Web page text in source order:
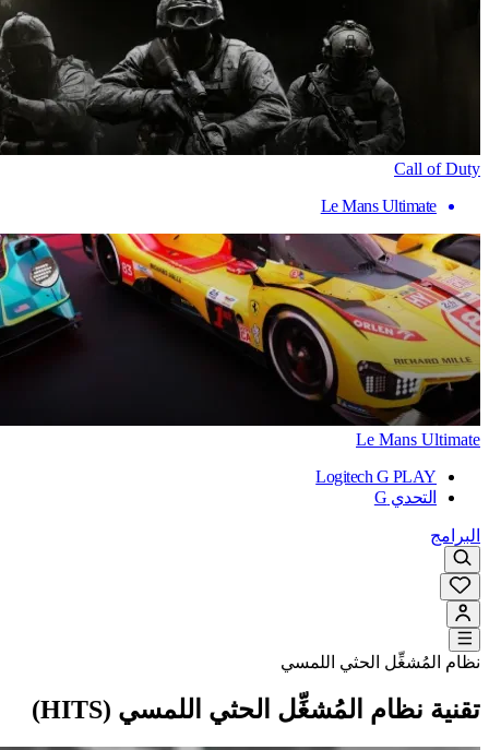
Call of Duty
Le Mans Ultimate
Le Mans Ultimate
Logitech G PLAY
التحدي G
البرامج
نظام المُشغِّل الحثي اللمسي
تقنية نظام المُشغِّل الحثي اللمسي (HITS)